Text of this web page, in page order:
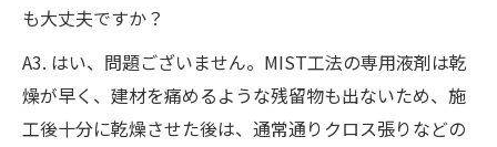
も大丈夫ですか？
A3. はい、問題ございません。MIST工法の専用液剤は乾
燥が早く、建材を痛めるような残留物も出ないため、施
工後十分に乾燥させた後は、通常通りクロス張りなどの